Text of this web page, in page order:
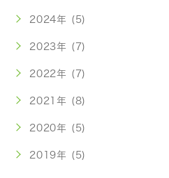
2024年 (5)
2023年 (7)
2022年 (7)
2021年 (8)
2020年 (5)
2019年 (5)